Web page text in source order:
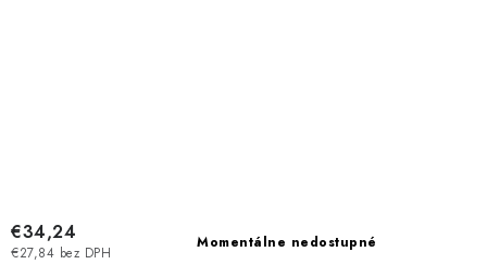
Momentálne nedostupné
€27,84 bez DPH
€34,24